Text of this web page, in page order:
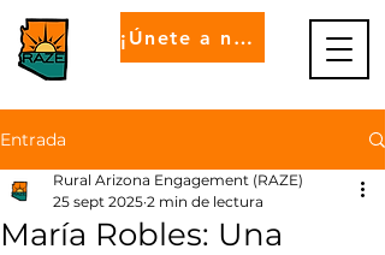
¡Únete a nosotros!
Entrada
María Robles: Una
Rural Arizona Engagement (RAZE)
25 sept 2025 2 min de lectura